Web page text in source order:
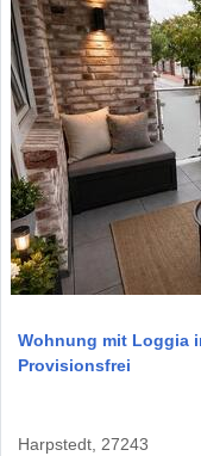
Wohnung mit Loggia
Provisionsfrei
Harpstedt, 27243